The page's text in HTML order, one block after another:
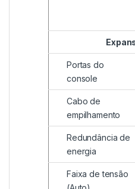
Portas do
console
Cabo de
empilhamento
Redundância de
energia
Faixa de tensão